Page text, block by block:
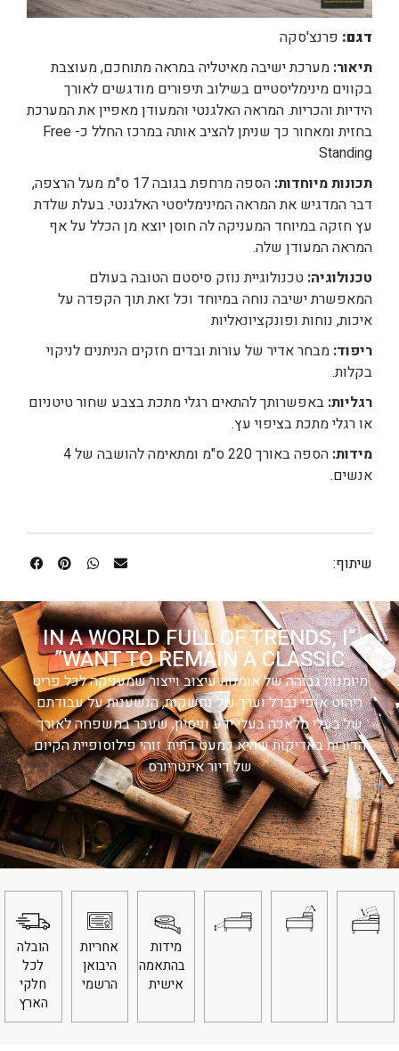
דגם: פרנצ'סקה
תיאור: מערכת ישיבה מאיטליה במראה מתוחכם, מעוצבת
בקווים מינימליסטיים בשילוב תיפורים מודגשים לאורך
הידיות והכריות. המראה האלגנטי והמעודן מאפיין את המערכת
בחזית ומאחור כך שניתן להציב אותה במרכז החלל כ- Free
Standing
תכונות מיוחדות:
הספה מרחפת בגובה 17 ס"מ מעל הרצפה,
דבר המדגיש את המראה המינימליסטי האלגנטי. בעלת שלדת
עץ חזקה במיוחד המעניקה לה חוסן יוצא מן הכלל על אף
המראה המעודן שלה.
טכנולוגיה: טכנולוגיית נוזק סיסטם הטובה בעולם
המאפשרת ישיבה נוחה במיוחד וכל זאת תוך הקפדה על
איכות, נוחות ופונקציונאליות
ריפוד: מבחר אדיר של עורות ובדים חזקים הניתנים לניקוי
בקלות.
רגליות: באפשרותך להתאים רגלי מתכת בצבע שחור טיטניום
או רגלי מתכת בציפוי עץ.
מידות:
הספה באורך 220 ס"מ ומתאימה להושבה של 4
אנשים.
שיתוף:
“IN A WORLD FULL OF TRENDS, I
WANT TO REMAIN A CLASSIC”
מיומנות גבוהה של אומנות עיצוב וייצור שמעניקה לכל פריט
ריהוט אופי נבדל וערך של נחשקות, הנשענות על עבודתם
של בעלי מלאכה בעלי ידע וניסיון, שעבר במשפחה לאורך
הדורות באדיקות שהיא כמעט דתית. זוהי פילוסופיית הקיום
של דיור אינטריורס
מידות
בהתאמה
אישית
אחריות
היבואן
הרשמי
הובלה
לכל
חלקי
הארץ